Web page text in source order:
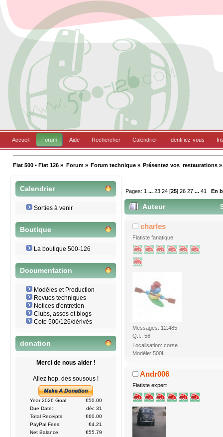
Accueil Forum Aide Rechercher Calendrier Identifiez-vous
Fiat 500 • Fiat 126 » Forum» Forum technique» Présentez vos  restaurations »
Calendrier
Sorties à venir
Boutique
La boutique 500-126
Documentation
Modèles et Production
Revues techniques
Notices d'entretien
Clubs, assos et blogs
Cote 500/126/dérivés
donation
Merci de nous aider !
Allez hop, des sousous !
Year 2026 Goal:
€50.00
Due Date:
déc 31
Total Receipts:
€60.00
PayPal Fees:
€4.21
Net Balance:
€55.79
Pages: 1 ...23 24 [25]26 27 ...41 En
Auteur
charles
Fiatiste fanatique
Messages: 12.485
Q.I.: 56
Localisation: corse
Modèle: 500L
Andr006
Fiatiste expert